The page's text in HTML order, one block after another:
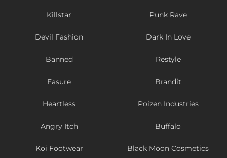
Killstar Punk Rave
Devil Fashion Dark In Love
Banned Restyle
Easure Brandit
Heartless Poizen Industries
Angry Itch Buffalo
Koi Footwear Black Moon Cosmetics